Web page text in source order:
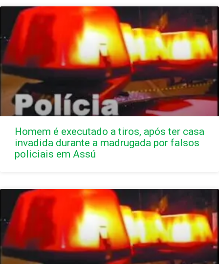
Homem é executado a tiros, após ter casa
invadida durante a madrugada por falsos
policiais em Assú